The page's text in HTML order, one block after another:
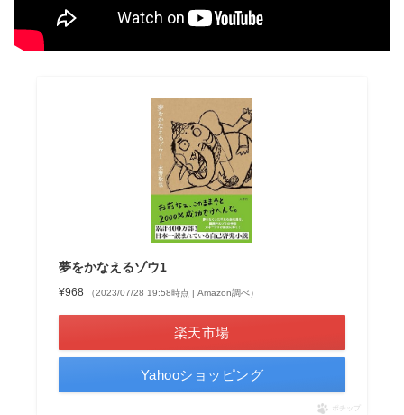
夢をかなえるゾウ1
¥968 （2023/07/28 19:58時点 | Amazon調べ）
楽天市場
Yahooショッピング
ポチップ